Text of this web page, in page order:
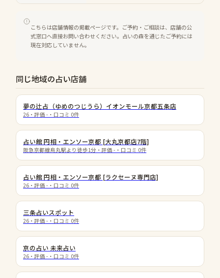
こちらは店舗情報の掲載ページです。ご予約・ご相談は、店舗の公
式窓口へ直接お問い合わせください。占いの森を通じたご予約には
現在対応していません。
同じ地域の占い店舗
夢の辻占（ゆめのつじうら）イオンモール京都五条店
26 ・評価 - ・口コミ 0件
占い館 円相・エンソー京都 [大丸京都店7階]
阪急京都線烏丸駅より徒歩1分 ・評価 - ・口コミ 0件
占い館 円相・エンソー京都 [ラクセーヌ専門店]
26 ・評価 - ・口コミ 0件
三条占いスポット
26 ・評価 - ・口コミ 0件
京の占い 未来占い
26 ・評価 - ・口コミ 0件